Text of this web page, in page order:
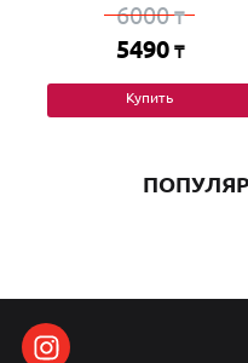
6000₸
5490 ₸
Купить